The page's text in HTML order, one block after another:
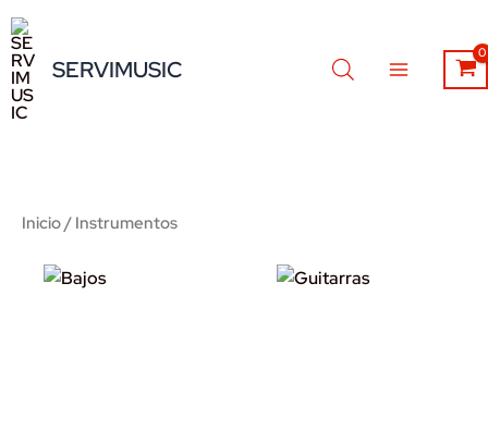
al
contenidoSERVIMUSIC
Inicio/ Instrumentos